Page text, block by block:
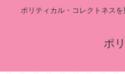
ポリティカル・コレクトネス
ポ